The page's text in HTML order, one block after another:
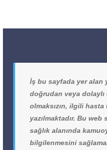
İş bu sayfada yer alan
doğrudan veya dolaylı
olmaksızın, ilgili hasta
yazılmaktadır. Bu web
sağlık alanında
bilgilenmesini